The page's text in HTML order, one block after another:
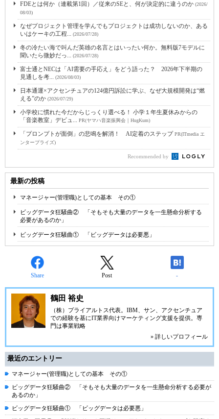
FDEとは何か（連載第1回）／従来のSEと、何が決定的に違うのか (2026/
08/03)
なぜプロジェクト管理を学んでもプロジェクトは成功しないのか、ある
いはケーキの工程... (2026/07/28)
冬の冷たい海で叫んだ英雄の名言とはいったい何か。無料版7モデルに
聞いたら微妙だっ... (2026/07/28)
富士通とNECは「AI需要の手応え」をどう語った？ 2026年下半期の
見通しを考... (2026/08/03)
日本通運×アクセンチュアの124億円訴訟に学ぶ、なぜ大規模開発は“燃
える”のか (2026/07/29)
小学校に慣れた今だからじっくり選べる！ 小学１年生夏休みからの
「音楽教室」デビュ... PR(ヤマハ音楽振興会｜HugKum)
「プロンプトが面倒」の悲鳴を解消！ AI定着のステップPR(ITmedia エ
ンタープライズ)
Recommended by
最新の投稿
マネージャー(管理職)としての基本 その①
ビッグデータ狂騒曲② 「そもそも大量のデータを一生懸命分析する
必要があるのか」
ビッグデータ狂騒曲① 「ビッグデータは必要悪」
Share Post -
鶴田 裕史
（株）プライアルトス代表。IBM、サン、アクセンチュア
での経験を基にIT業界向けマーケティング支援を提供。専
門は事業戦略
» 詳しいプロフィール
最近のエントリー
マネージャー(管理職)としての基本 その①
ビッグデータ狂騒曲② 「そもそも大量のデータを一生懸命分析する必要が
あるのか」
ビッグデータ狂騒曲① 「ビッグデータは必要悪」